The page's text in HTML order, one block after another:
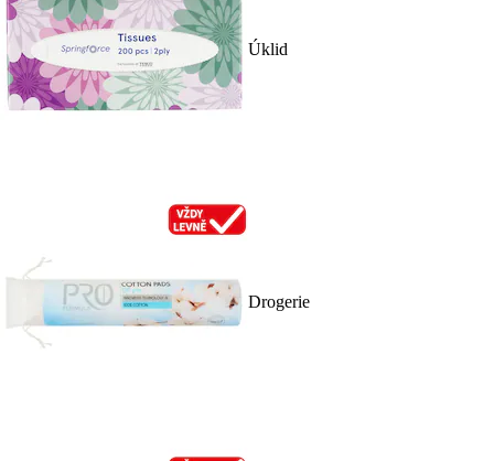
Úklid
Drogerie